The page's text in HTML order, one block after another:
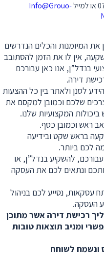
Info@Grouo-
המיומנות והכלים הנדרשים
אין לו את הזמן להסתובב
בנדל”ן, אנו כאן עבורכם
דירה.
לסנן ולאתר בין כל ההצעות
שלכם וכמובן למקסם את
המקצועיות שלנו.
ראש וכמובן כסף.
בראש שקט ובידיעה
לכם ביותר.
להשקיע בנדל”ן, או
ונתאים לכם את העסקה
עסקאות, נסייע לכם בניהול
העסקה.
רכישת דירה אשר מתוכן
ומניב תוצאות טובות
ונשמח לשוחח